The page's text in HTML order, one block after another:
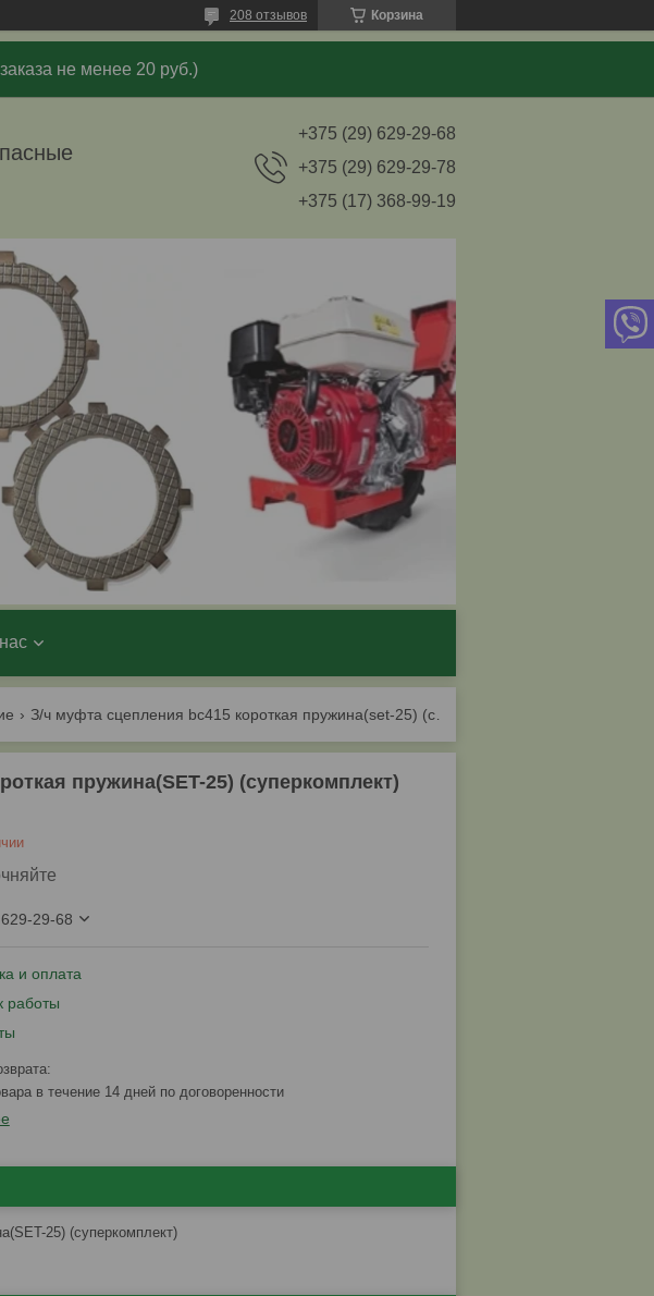
Корзина
208 отзывов
не менее 20 руб.)
+375 (29) 629-29-68
+375 (29) 629-29-78
+375 (17) 368-99-19
З/ч муфта сцепления bc415 короткая пружина(set-25) (суперкомплект)
пружина(SET-25) (суперкомплект)
29-68
и оплата
работы
в течение 14 дней по договоренности
25) (суперкомплект)